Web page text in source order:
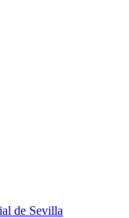
de Sevilla